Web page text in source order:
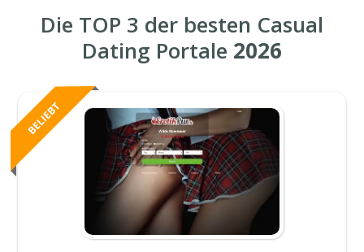
Die TOP 3 der besten Casual
Dating Portale 2026